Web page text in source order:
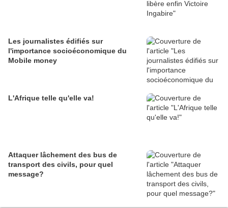
Les journalistes édifiés sur
l'importance socioéconomique du
Mobile money
L'Afrique telle qu'elle va!
Attaquer lâchement des bus de
transport des civils, pour quel
message?